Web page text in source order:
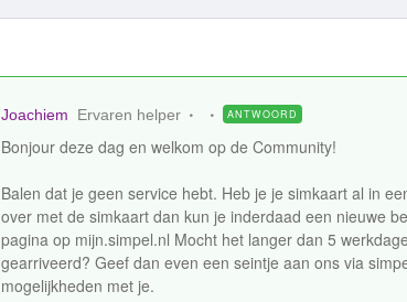
Joachiem Ervaren helper ANTWOORD
Bonjour deze dag en welkom op de Community!
Balen dat je geen service hebt. Heb je je simkaart al in
over met de simkaart dan kun je inderdaad een nieuwe
pagina op mijn.simpel.nl Mocht het langer dan 5
gearriveerd? Geef dan even een seintje aan ons via
mogelijkheden met je.